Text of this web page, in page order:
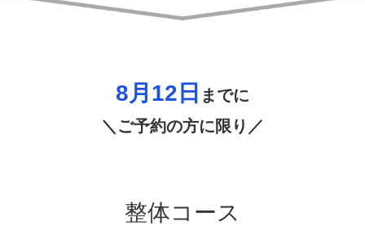
8月12 日 までに
＼ご予約の方に限り／
整体コース